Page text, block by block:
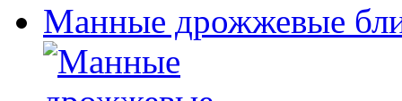
Манные дрожжевые